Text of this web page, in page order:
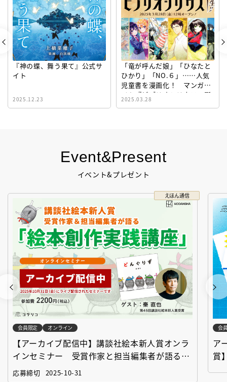
Event&Present
イベント&プレゼント
えほん通信
会員限定 オンライン
【アーカイブ配信中】講談社絵本新人賞オンラ
インセミナー 受賞作家と担当編集者が語る
「絵本創作実践講座」
応募締切 2025-10-31
会
ア
賞
『神の蝶、舞う果て』公式サ
イト
2025.12.23
「竜が呼んだ娘」「ひなたと
ひかり」「NO.６」……人気
児童書を漫画化！ マンガサ
イト『ビブリオシリウス』誕
生！
2025.03.28